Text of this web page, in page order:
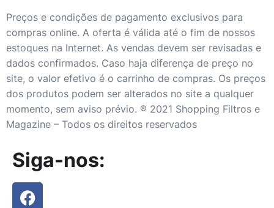
Preços e condições de pagamento exclusivos para
compras online. A oferta é válida até o fim de nossos
estoques na Internet. As vendas devem ser revisadas e
dados confirmados. Caso haja diferença de preço no
site, o valor efetivo é o carrinho de compras. Os preços
dos produtos podem ser alterados no site a qualquer
momento, sem aviso prévio. ® 2021 Shopping Filtros e
Magazine – Todos os direitos reservados
Siga-nos: